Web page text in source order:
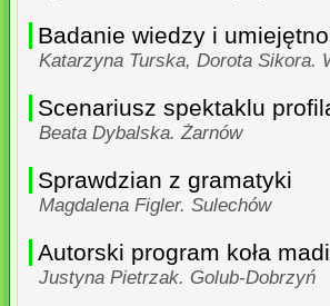
Badanie wiedzy i
Katarzyna Turska, Dorota Sikora.
Scenariusz spektaklu
Beata Dybalska. Żarnów
Sprawdzian z gramatyki
Magdalena Figler. Sulechów
Autorski program koła
Justyna Pietrzak. Golub-Dobrzyń